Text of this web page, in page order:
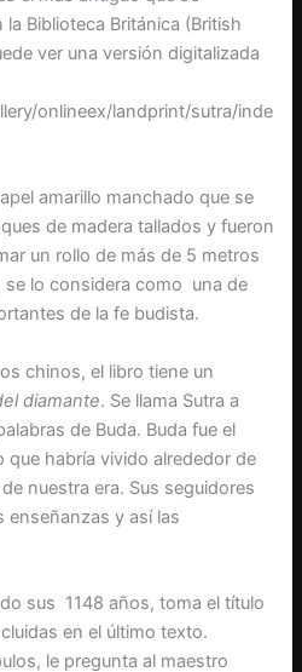
Biblioteca Británica (British
ver una versión digitalizada
onlineex/landprint/sutra/inde
amarillo manchado que se
de madera tallados y fueron
un rollo de más de 5 metros
se lo considera como una de
de la fe budista.
chinos, el libro tiene un
diamante. Se llama Sutra a
de Buda. Buda fue el
que habría vivido alrededor de
nuestra era. Sus seguidores
enseñanzas y así las
sus 1148 años, toma el título
en el último texto.
le pregunta al maestro